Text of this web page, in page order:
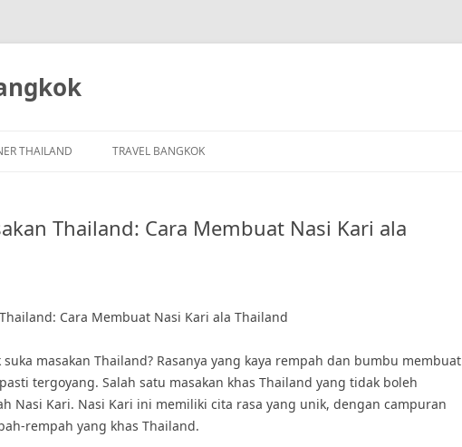
THAILAND TRAVEL BANGKOK
Thailand: Cara Membuat Nasi Kari ala
Cara Membuat Nasi Kari ala Thailand
masakan Thailand? Rasanya yang kaya rempah dan bumbu membuat
tergoyang. Salah satu masakan khas Thailand yang tidak boleh
Nasi Kari. Nasi Kari ini memiliki cita rasa yang unik, dengan campuran
rempah yang khas Thailand.